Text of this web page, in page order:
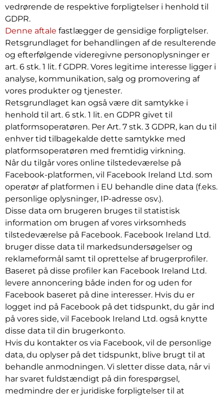
vedrørende de respektive forpligtelser i henhold til
GDPR.
Denne aftale fastlægger de gensidige forpligtelser.
Retsgrundlaget for behandlingen af de resulterende
og efterfølgende videregivne personoplysninger er
art. 6 stk. 1 lit. f GDPR. Vores legitime interesse ligger i
analyse, kommunikation, salg og promovering af
vores produkter og tjenester.
Retsgrundlaget kan også være dit samtykke i
henhold til art. 6 stk. 1 lit. en GDPR givet til
platformsoperatøren. Per Art. 7 stk. 3 GDPR, kan du til
enhver tid tilbagekalde dette samtykke med
platformsoperatøren med fremtidig virkning.
Når du tilgår vores online tilstedeværelse på
Facebook-platformen, vil Facebook Ireland Ltd. som
operatør af platformen i EU behandle dine data (f.eks.
personlige oplysninger, IP-adresse osv.).
Disse data om brugeren bruges til statistisk
information om brugen af vores virksomheds
tilstedeværelse på Facebook. Facebook Ireland Ltd.
bruger disse data til markedsundersøgelser og
reklameformål samt til oprettelse af brugerprofiler.
Baseret på disse profiler kan Facebook Ireland Ltd.
levere annoncering både inden for og uden for
Facebook baseret på dine interesser. Hvis du er
logget ind på Facebook på det tidspunkt, du går ind
på vores side, vil Facebook Ireland Ltd. også knytte
disse data til din brugerkonto.
Hvis du kontakter os via Facebook, vil de personlige
data, du oplyser på det tidspunkt, blive brugt til at
behandle anmodningen. Vi sletter disse data, når vi
har svaret fuldstændigt på din forespørgsel,
medmindre der er juridiske forpligtelser til at